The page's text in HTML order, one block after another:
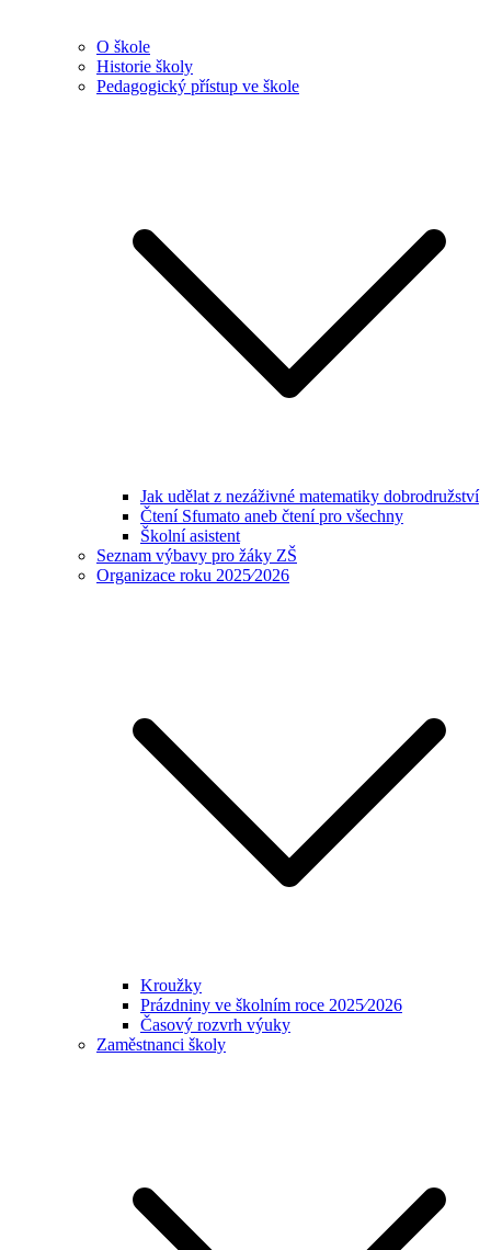
O škole
Historie školy
Pedagogický přístup ve škole
Jak udělat z nezáživné matematiky dobrodružství
Čtení Sfumato aneb čtení pro všechny
Školní asistent
Seznam výbavy pro žáky ZŠ
Organizace roku 2025⁄2026
Kroužky
Prázdniny ve školním roce 2025⁄2026
Časový rozvrh výuky
Zaměstnanci školy